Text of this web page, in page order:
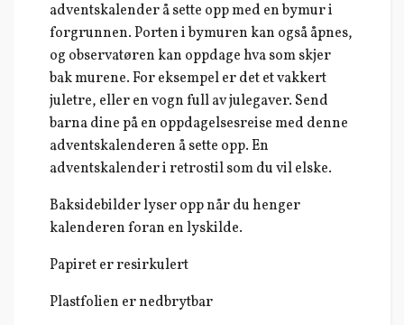
adventskalender å sette opp med en bymur i
forgrunnen. Porten i bymuren kan også åpnes,
og observatøren kan oppdage hva som skjer
bak murene. For eksempel er det et vakkert
juletre, eller en vogn full av julegaver. Send
barna dine på en oppdagelsesreise med denne
adventskalenderen å sette opp. En
adventskalender i retrostil som du vil elske.
Baksidebilder lyser opp når du henger
kalenderen foran en lyskilde.
Papiret er resirkulert
Plastfolien er nedbrytbar